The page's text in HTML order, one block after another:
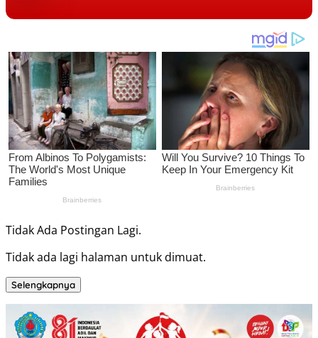
Tidak Ada Postingan Lagi.
Tidak ada lagi halaman untuk dimuat.
Selengkapnya